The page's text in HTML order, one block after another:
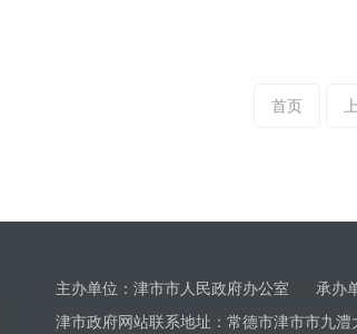
首页
主办单位：津市市人民政府办公室 承办
津市政府网站联系地址：常德市津市市九